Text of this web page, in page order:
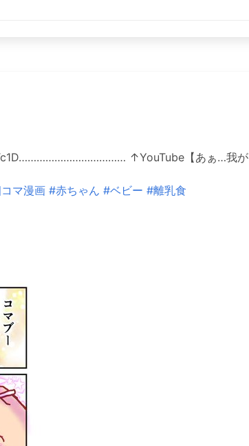
↑YouTube【あぁ…我が
マ漫画 #赤ちゃん #ベビー #離乳食